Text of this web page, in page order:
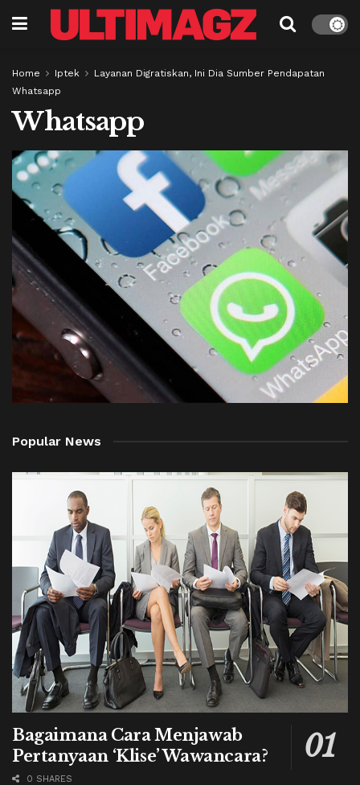
Home Iptek
Layanan Digratiskan, Ini Dia Sumber Pendapatan
Whatsapp
Whatsapp
Popular News
Bagaimana Cara Menjawab
Pertanyaan ‘Klise’ Wawancara?
0 SHARES